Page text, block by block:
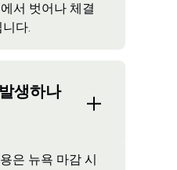
서 벗어나 체결
다.
생하나
은 뉴욕 마감 시